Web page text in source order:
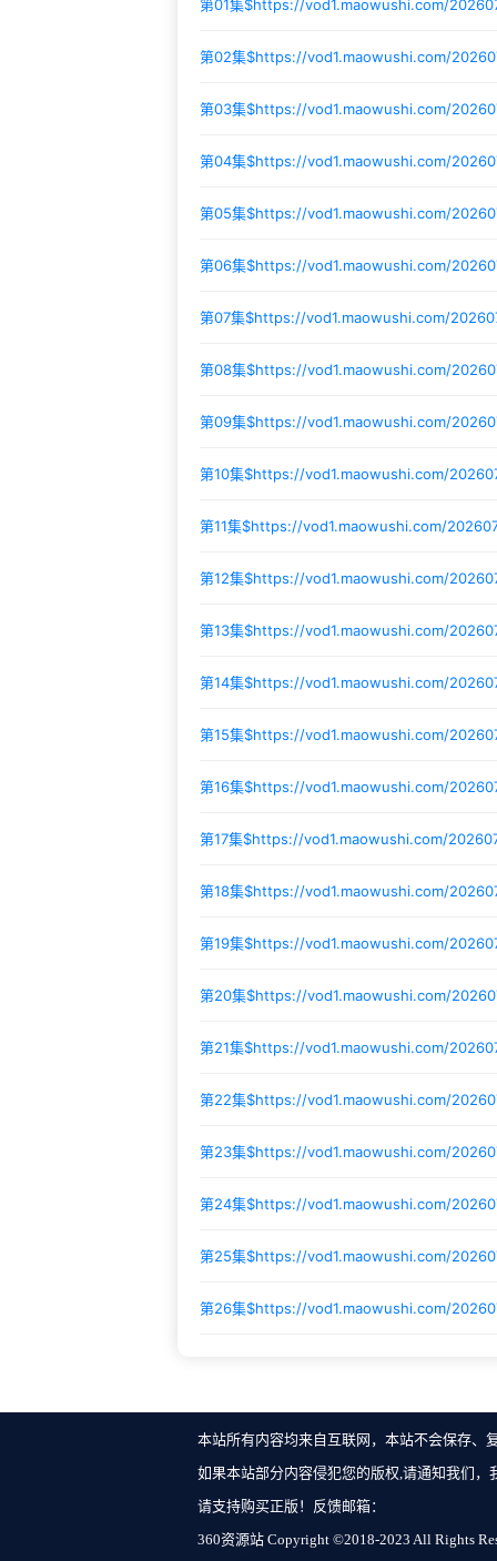
第01集$https://vod1.maowushi.com/
第02集$https://vod1.maowushi.com/
第03集$https://vod1.maowushi.com/
第04集$https://vod1.maowushi.com/
第05集$https://vod1.maowushi.com/
第06集$https://vod1.maowushi.com/
第07集$https://vod1.maowushi.com/
第08集$https://vod1.maowushi.com/
第09集$https://vod1.maowushi.com/
第10集$https://vod1.maowushi.com/
第11集$https://vod1.maowushi.com/
第12集$https://vod1.maowushi.com/
第13集$https://vod1.maowushi.com/
第14集$https://vod1.maowushi.com/
第15集$https://vod1.maowushi.com/
第16集$https://vod1.maowushi.com/
第17集$https://vod1.maowushi.com/
第18集$https://vod1.maowushi.com/
第19集$https://vod1.maowushi.com/
第20集$https://vod1.maowushi.com/
第21集$https://vod1.maowushi.com/
第22集$https://vod1.maowushi.com/
第23集$https://vod1.maowushi.com/
第24集$https://vod1.maowushi.com/
第25集$https://vod1.maowushi.com/
第26集$https://vod1.maowushi.com/
本站所有内容均来自互联网，本站不会保存、
如果本站部分内容侵犯您的版权,请通知我们
请支持购买正版！反馈邮箱：
360资源站 Copyright ©2018-2023 All Rights